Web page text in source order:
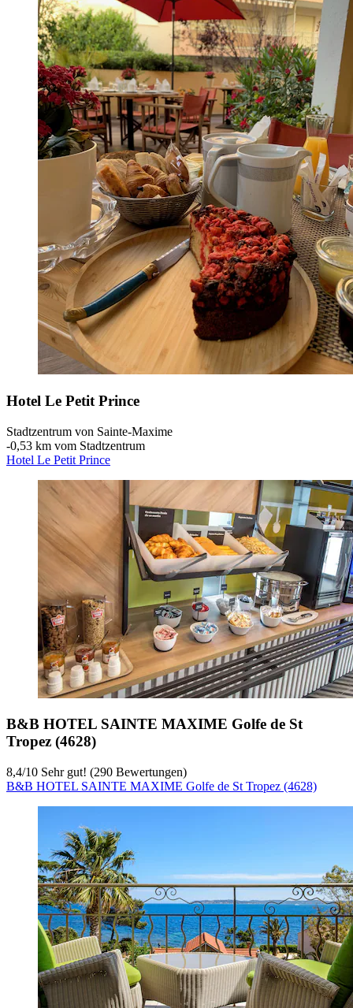
Hotel Le Petit Prince
Stadtzentrum von Sainte-Maxime
‐0,53 km vom Stadtzentrum
Hotel Le Petit Prince
B&B HOTEL SAINTE MAXIME Golfe de St
Tropez (4628)
8,4/10 Sehr gut! (290 Bewertungen)
B&B HOTEL SAINTE MAXIME Golfe de St Tropez (4628)